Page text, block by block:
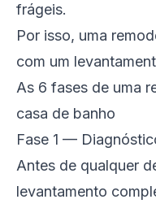
frágeis.
Por isso, uma
com um
As 6 fases de uma
casa de banho
Fase 1 —
Antes de qualquer
levantamento